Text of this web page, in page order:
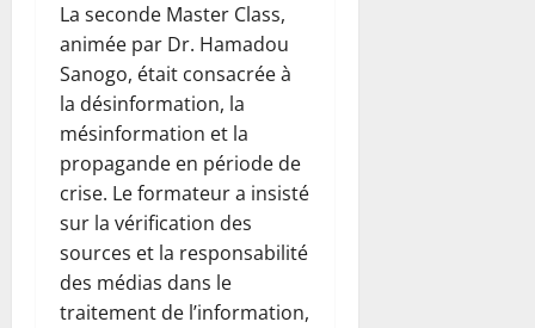
La seconde Master Class,
animée par Dr. Hamadou
Sanogo, était consacrée à
la désinformation, la
mésinformation et la
propagande en période de
crise. Le formateur a insisté
sur la vérification des
sources et la responsabilité
des médias dans le
traitement de l’information,